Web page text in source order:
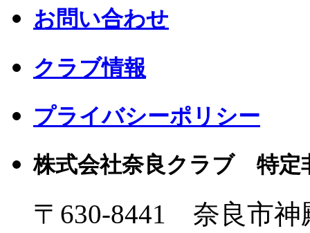
お問い合わせ
クラブ情報
プライバシーポリシー
株式会社奈良クラブ 特定
〒630-8441 奈良市